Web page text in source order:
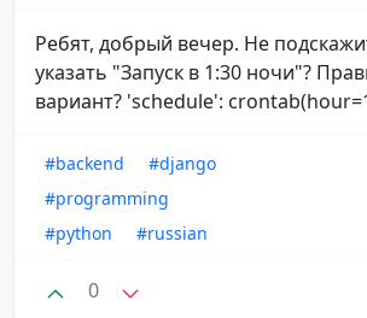
Ребят, добрый вечер. Не
указать "Запуск в 1:30 ночи"?
вариант? 'schedule':
#backend
#django
#programming
#python
#russian
0